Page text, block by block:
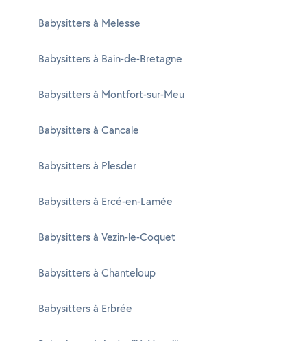
Babysitters à Melesse
Babysitters à Bain-de-Bretagne
Babysitters à Montfort-sur-Meu
Babysitters à Cancale
Babysitters à Plesder
Babysitters à Ercé-en-Lamée
Babysitters à Vezin-le-Coquet
Babysitters à Chanteloup
Babysitters à Erbrée